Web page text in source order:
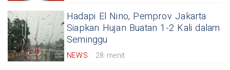
Hadapi El Nino, Pemprov Jakarta
Siapkan Hujan Buatan 1-2 Kali dalam
Seminggu
NEWS 28 menit